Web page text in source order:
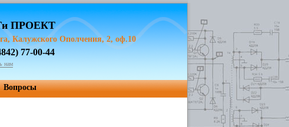
ПРОЕКТ
Калужского Ополчения, 2, оф.10
77-00-44
нам
Вопросы